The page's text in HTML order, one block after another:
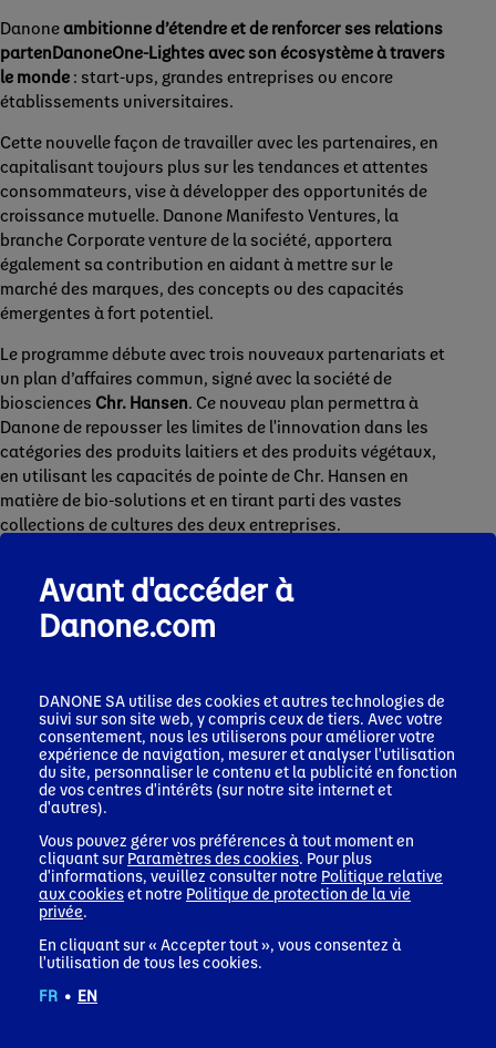
Danoneambitionne d’étendre et de renforcer ses relations
partenDanoneOne-Lightes avec son écosystème à travers
le monde : start-ups, grandes entreprises ou encore
établissements universitaires.
Cette nouvelle façon de travailler avec les partenaires, en
capitalisant toujours plus sur les tendances et attentes
consommateurs, vise à développer des opportunités de
croissance mutuelle. Danone Manifesto Ventures, la
branche Corporate venture de la société, apportera
également sa contribution en aidant à mettre sur le
marché des marques, des concepts ou des capacités
émergentes à fort potentiel.
Le programme débute avec trois nouveaux partenariats et
un plan d’affaires commun, signé avec la société de
biosciences Chr. Hansen. Ce nouveau plan permettra à
Danone de repousser les limites de l'innovation dans les
catégories des produits laitiers et des produits végétaux,
en utilisant les capacités de pointe de Chr. Hansen en
matière de bio-solutions et en tirant parti des vastes
collections de cultures des deux entreprises.
Communiqués de presse
Communiqué de
presse
Communiqué de
presse
Silk® élargit son
offre végétale
Avant d'accéder à
Danone.com
DANONE SA utilise des cookies et autres technologies de
suivi sur son site web, y compris ceux de tiers. Avec votre
consentement, nous les utiliserons pour améliorer votre
expérience de navigation, mesurer et analyser l'utilisation
du site, personnaliser le contenu et la publicité en fonction
de vos centres d'intérêts (sur notre site internet et
d'autres).
Vous pouvez gérer vos préférences à tout moment en
cliquant sur Paramètres des cookies. Pour plus
d'informations, veuillez consulter notre Politique relative
aux cookieset notre Politique de protection de la vie
privée.
En cliquant sur « Accepter tout », vous consentez à
l'utilisation de tous les cookies.
FR • EN